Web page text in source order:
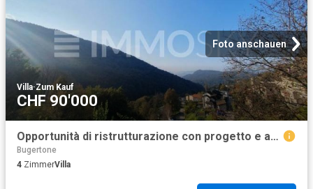
Foto anschauen
Villa·Zum Kauf
CHF 90'000
Opportunità di ristrutturazione con progetto e ampliamento tetto
Bugertone
4 ZimmerVilla